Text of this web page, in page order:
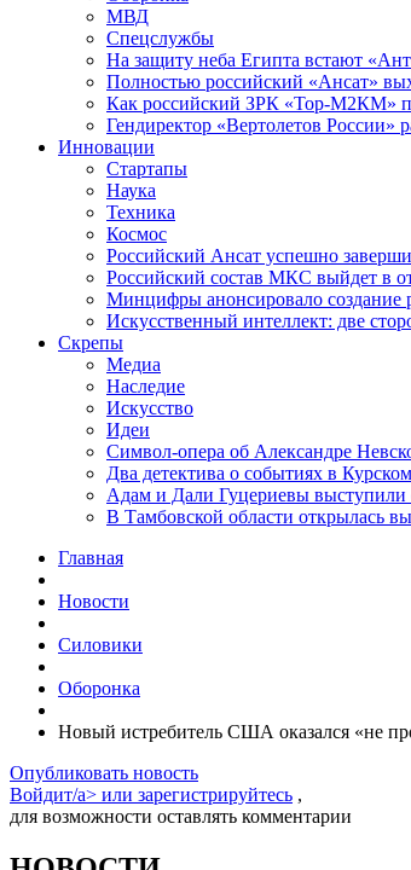
МВД
Спецслужбы
На защиту неба Египта встают
Полностью российский «Ансат»
Как российский ЗРК «Тор-М2КМ»
Гендиректор «Вертолетов России»
Инновации
Стартапы
Наука
Техника
Космос
Российский Ансат успешно
Российский состав МКС выйдет в
Минцифры анонсировало создание
Искусственный интеллект: две
Скрепы
Медиа
Наследие
Искусство
Идеи
Символ-опера об Александре
Два детектива о событиях в
Адам и Дали Гуцериевы выступили
В Тамбовской области открылась
Главная
Новости
Силовики
Оборонка
Новый истребитель США оказался «не
Опубликовать новость
Войдит/a> или зарегистрируйтесь ,
для возможности оставлять комментарии